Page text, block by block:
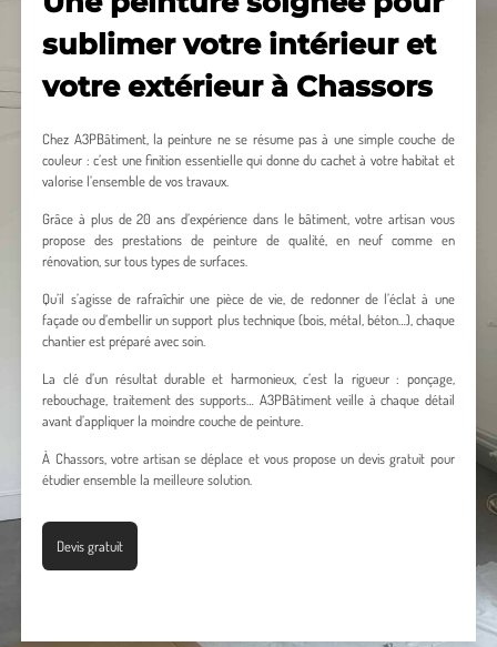
sublimer votre intérieur et
votre extérieur à Chassors
Chez A3PBâtiment, la peinture ne se résume pas à une simple couche de
couleur : c’est une finition essentielle qui donne du cachet à votre habitat et
valorise l’ensemble de vos travaux.
Grâce à plus de 20 ans d’expérience dans le bâtiment, votre artisan vous
propose des prestations de peinture de qualité, en neuf comme en
rénovation, sur tous types de surfaces.
Qu’il s’agisse de rafraîchir une pièce de vie, de redonner de l’éclat à une
façade ou d’embellir un support plus technique (bois, métal, béton…), chaque
chantier est préparé avec soin.
La clé d’un résultat durable et harmonieux, c’est la rigueur : ponçage,
rebouchage, traitement des supports… A3PBâtiment veille à chaque détail
avant d’appliquer la moindre couche de peinture.
À Chassors, votre artisan se déplace et vous propose un devis gratuit pour
étudier ensemble la meilleure solution.
Devis gratuit